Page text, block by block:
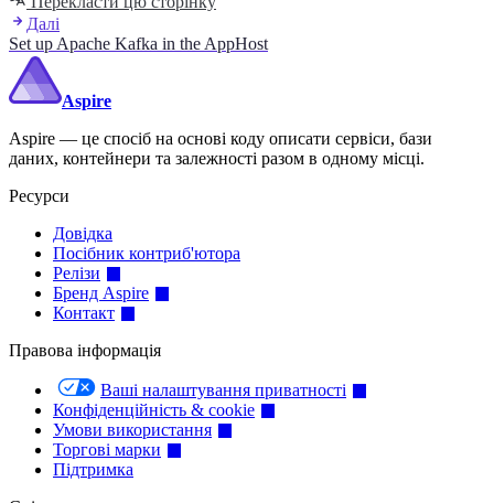
Далі
Set up Apache Kafka in the AppHost
Aspire
Aspire — це спосіб на основі коду описати сервіси, бази
даних, контейнери та залежності разом в одному місці.
Ресурси
Довідка
Посібник контриб'ютора
Релізи
Бренд Aspire
Контакт
Правова інформація
Ваші налаштування приватності
Конфіденційність & cookie
Умови використання
Торгові марки
Підтримка